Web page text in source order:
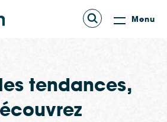
Menu
tendances,